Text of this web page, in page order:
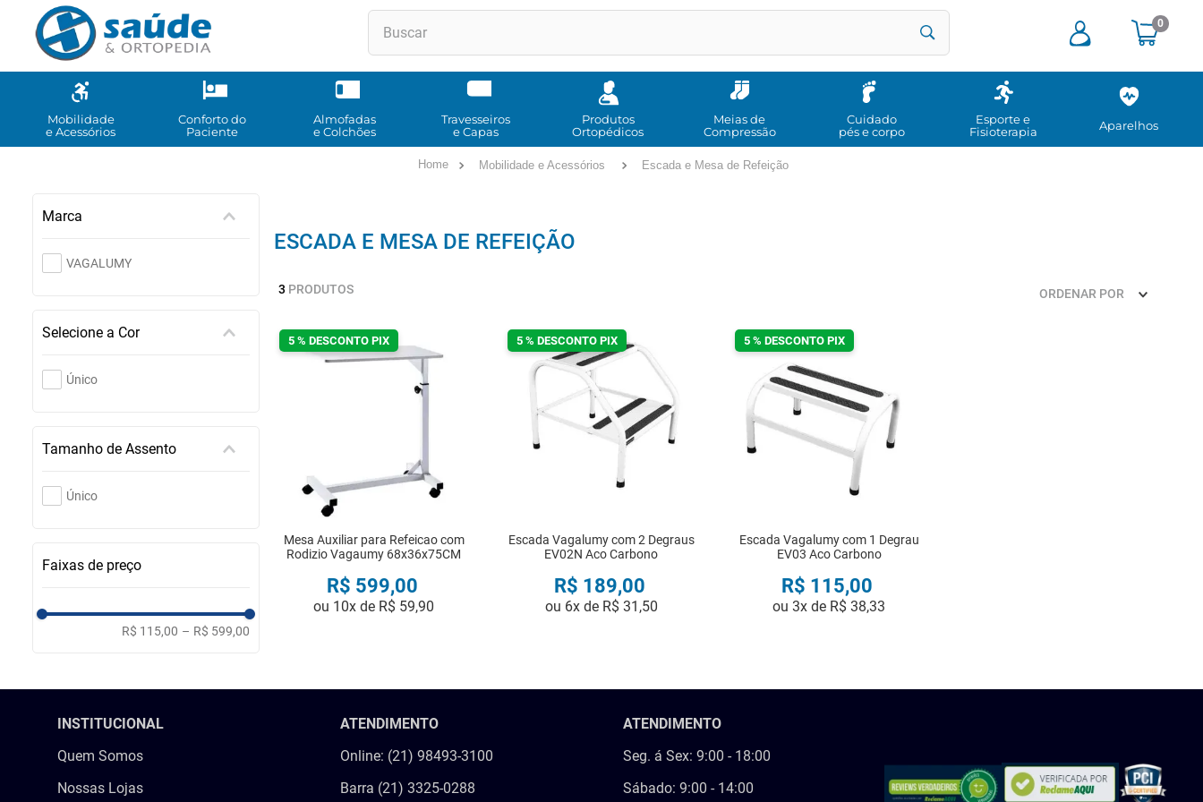
0
Mobilidade
e Acessórios
Conforto do
Paciente
Almofadas
e Colchões
Travesseiros
e Capas
Produtos
Ortopédicos
Meias de
Compressão
Cuidado
pés e corpo
Esporte e
Fisioterapia
Aparelhos
Mobilidade e Acessórios Escada e Mesa de Refeição
Marca
VAGALUMY
Selecione a Cor
Único
Tamanho de Assento
Único
Faixas de preço
R$ 115,00 – R$ 599,00
ESCADA E MESA DE REFEIÇÃO
3 PRODUTOS ORDENAR POR
5 % DESCONTO PIX
Mesa Auxiliar para Refeicao com
Rodizio Vagaumy 68x36x75CM
R$ 599,00
ou 10x de R$ 59,90
5 % DESCONTO PIX
Escada Vagalumy com 2 Degraus
EV02N Aco Carbono
R$ 189,00
ou 6x de R$ 31 ,50
5 % DESCONTO PIX
Escada Vagalumy com 1 Degrau
EV03 Aco Carbono
R$ 115,00
ou3x de R$ 38,33
INSTITUCIONAL
Quem Somos
Nossas Lojas
ATENDIMENTO
Online: (21) 98493-3100
Barra (21) 3325-0288
ATENDIMENTO
Seg. á Sex: 9:00 - 18:00
Sábado: 9:00 - 14:00
TERMOS MAIS BUSCADOS
andadores
meia compressao
3º
cadeira rodas
6º
cadeira higienica
9
imobilizador joelho
bota imobilizadora